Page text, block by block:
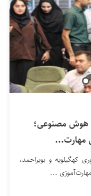
هوش مصنوعی؛
کهگیلویه و بویراحمد،
...